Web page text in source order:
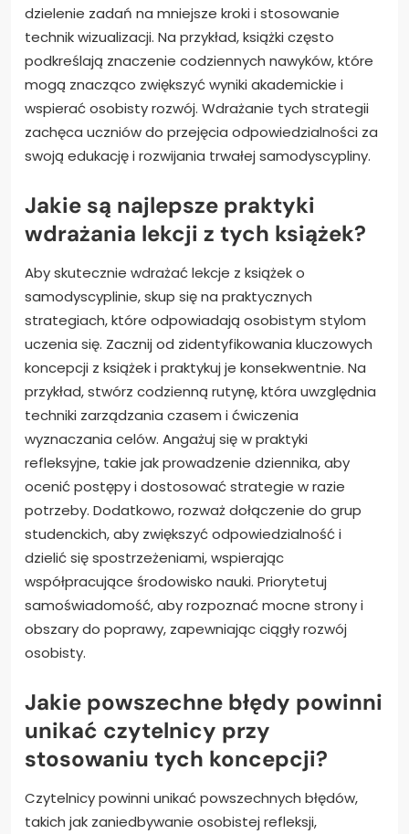
dzielenie zadań na mniejsze kroki i stosowanie
technik wizualizacji. Na przykład, książki często
podkreślają znaczenie codziennych nawyków, które
mogą znacząco zwiększyć wyniki akademickie i
wspierać osobisty rozwój. Wdrażanie tych strategii
zachęca uczniów do przejęcia odpowiedzialności za
swoją edukację i rozwijania trwałej samodyscypliny.
Jakie są najlepsze praktyki
wdrażania lekcji z tych książek?
Aby skutecznie wdrażać lekcje z książek o
samodyscyplinie, skup się na praktycznych
strategiach, które odpowiadają osobistym stylom
uczenia się. Zacznij od zidentyfikowania kluczowych
koncepcji z książek i praktykuj je konsekwentnie. Na
przykład, stwórz codzienną rutynę, która uwzględnia
techniki zarządzania czasem i ćwiczenia
wyznaczania celów. Angażuj się w praktyki
refleksyjne, takie jak prowadzenie dziennika, aby
ocenić postępy i dostosować strategie w razie
potrzeby. Dodatkowo, rozważ dołączenie do grup
studenckich, aby zwiększyć odpowiedzialność i
dzielić się spostrzeżeniami, wspierając
współpracujące środowisko nauki. Priorytetuj
samoświadomość, aby rozpoznać mocne strony i
obszary do poprawy, zapewniając ciągły rozwój
osobisty.
Jakie powszechne błędy powinni
unikać czytelnicy przy
stosowaniu tych koncepcji?
Czytelnicy powinni unikać powszechnych błędów,
takich jak zaniedbywanie osobistej refleksji,